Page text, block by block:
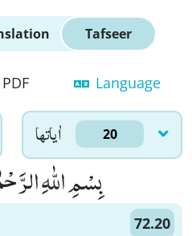
Tafseer
PDF Language
اٰياتها 20
بِسْمِ اللّٰهِ
72.20